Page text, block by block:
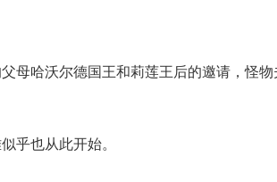
哈沃尔德国王和莉莲王后的邀请，怪物
也从此开始。